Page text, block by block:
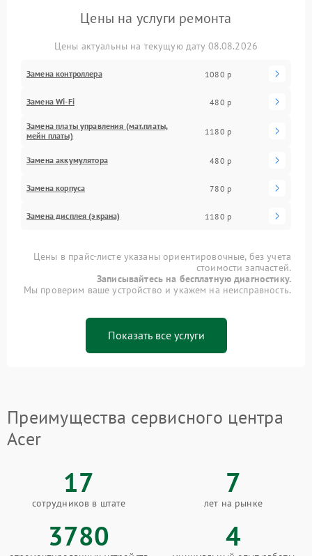
Цены на услуги ремонта
Цены актуальны на текущую дату 08.08.2026
Замена контроллера 1080 р
Замена Wi-Fi 480 р
Замена платы управления (мат.платы,
мейн платы)
1180 р
Замена аккумулятора 480 р
Замена корпуса 780 р
Замена дисплея (экрана) 1180 р
Цены в прайс-листе указаны ориентировочные, без учета
стоимости запчастей.
Записывайтесь на бесплатную диагностику.
Мы проверим ваше устройство и укажем на неисправность.
Показать все услуги
Преимущества сервисного центра
Acer
17
сотрудников в штате
7
лет на рынке
3780 4